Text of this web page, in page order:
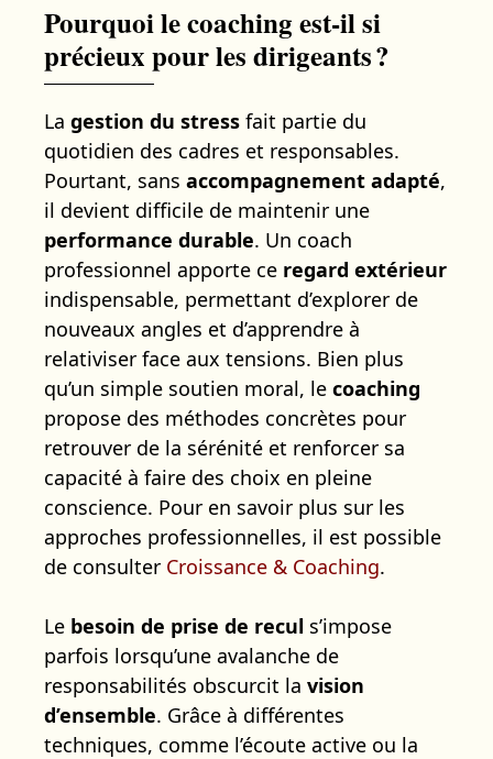
Pourquoi le coaching est-il si
précieux pour les dirigeants ?
La gestion du stress fait partie du
quotidien des cadres et responsables.
Pourtant, sans accompagnement adapté,
il devient difficile de maintenir une
performance durable. Un coach
professionnel apporte ce regard extérieur
indispensable, permettant d’explorer de
nouveaux angles et d’apprendre à
relativiser face aux tensions. Bien plus
qu’un simple soutien moral, le coaching
propose des méthodes concrètes pour
retrouver de la sérénité et renforcer sa
capacité à faire des choix en pleine
conscience. Pour en savoir plus sur les
approches professionnelles, il est possible
de consulter Croissance & Coaching.
Le besoin de prise de recul s’impose
parfois lorsqu’une avalanche de
responsabilités obscurcit la vision
d’ensemble. Grâce à différentes
techniques, comme l’écoute active ou la